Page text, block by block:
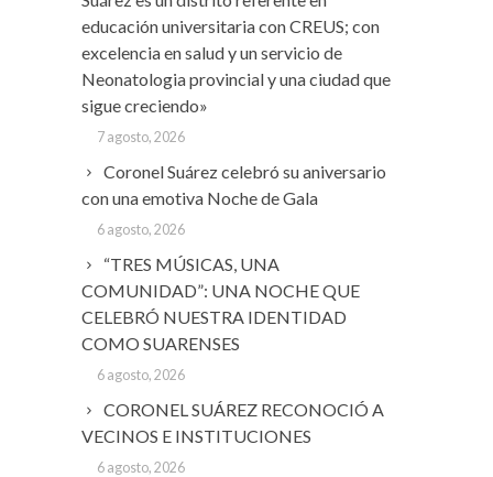
educación universitaria con CREUS; con
excelencia en salud y un servicio de
Neonatologia provincial y una ciudad que
sigue creciendo»
7 agosto, 2026
Coronel Suárez celebró su aniversario
con una emotiva Noche de Gala
6 agosto, 2026
“TRES MÚSICAS, UNA
COMUNIDAD”: UNA NOCHE QUE
CELEBRÓ NUESTRA IDENTIDAD
COMO SUARENSES
6 agosto, 2026
CORONEL SUÁREZ RECONOCIÓ A
VECINOS E INSTITUCIONES
6 agosto, 2026